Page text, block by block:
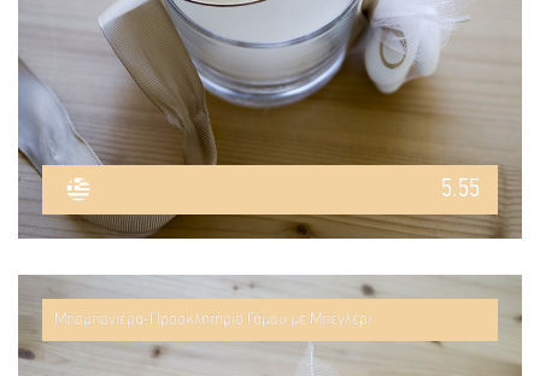
5.55
Μπομπονιέρα-Προσκλητήριο Γάμου με Μπεγλέρι